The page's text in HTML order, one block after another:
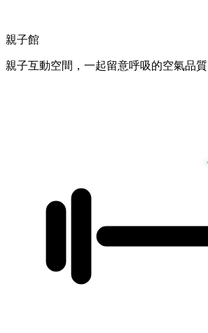
親子館
親子互動空間，一起留意呼吸的空氣品質